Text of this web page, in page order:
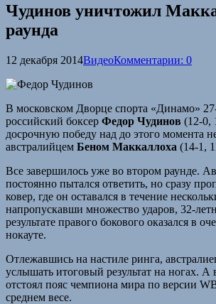
Чудинов уничтожил
раунда
12 декабря 2014ВидеоКомментарии: 0
В московском Дворце спорта «Динамо»
российский боксер Федор Чудинов (12-0,
досрочную победу над до этого момента
австралийцем Беном Маккаллоха (14-1,
Все завершилось уже во втором раунде.
постоянно пытался ответить, но сразу
ковер, где он оставался в течение
напропускавши множество ударов, 32-
результате правого бокового оказался в
нокауте.
Отлежавшись на настиле ринга,
услышать итоговый результат на ногах. А
отстоял пояс чемпиона мира по версии
среднем весе.